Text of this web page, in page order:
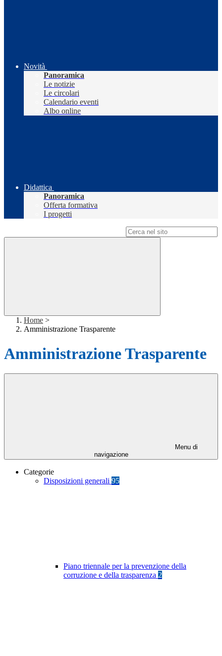
Novità
Panoramica
Le notizie
Le circolari
Calendario eventi
Albo online
Didattica
Panoramica
Offerta formativa
I progetti
Home >
Amministrazione Trasparente
Amministrazione Trasparente
Menu di
navigazione
Categorie
Disposizioni generali 95
Piano triennale per la prevenzione della
corruzione e della trasparenza 2